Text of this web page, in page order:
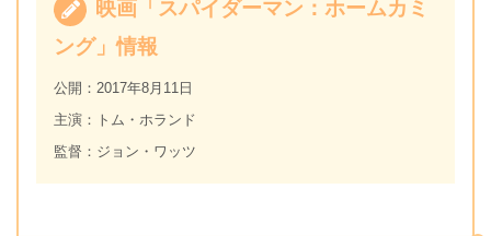
映画「スパイダーマン：ホームカミ
ング」情報
公開：2017年8月11日
主演：トム・ホランド
監督：ジョン・ワッツ